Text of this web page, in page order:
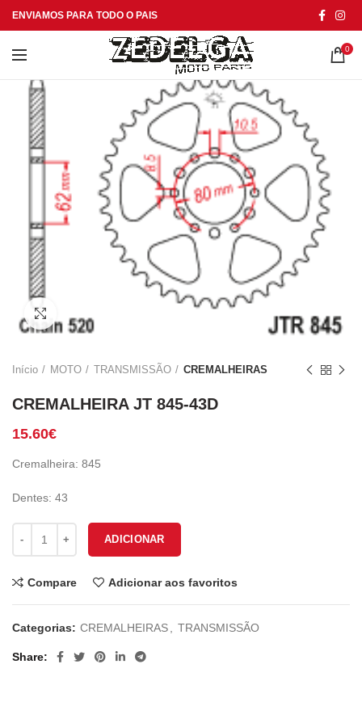
ENVIAMOS PARA TODO O PAIS
0
Início MOTO TRANSMISSÃO CREMALHEIRAS
CREMALHEIRA JT 845-43D
15.60€
Cremalheira: 845
Dentes: 43
ADICIONAR
Compare Adicionar aos favoritos
Categorias: CREMALHEIRAS TRANSMISSÃO
Share